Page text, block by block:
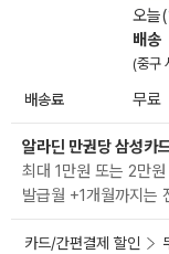
오늘
배송
(중구
배송료 무료
알라딘 만권당 삼성카
최대 1만원 또는 2만
발급월 +1개월까지는
카드/간편결제 할인